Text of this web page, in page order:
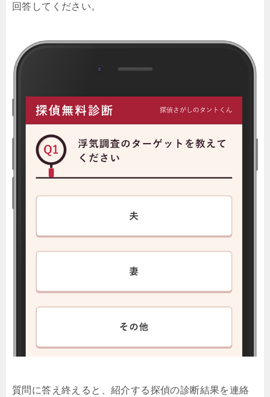
回答してください。
質問に答え終えると、紹介する探偵の診断結果を連絡